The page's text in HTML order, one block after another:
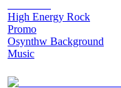
High Energy Rock
Promo
Osynthw Background
Music